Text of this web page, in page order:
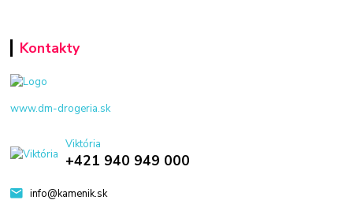
Kontakty
www.dm-drogeria.sk
Viktória
+421 940 949 000
info@kamenik.sk